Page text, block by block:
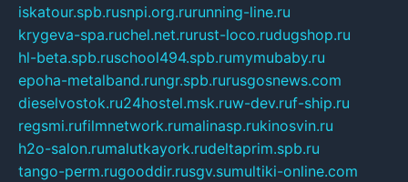
iskatour.spb.rusnpi.org.rurunning-line.ru
krygeva-spa.ruchel.net.rurust-loco.rudugshop.ru
hl-beta.spb.ruschool494.spb.rumymubaby.ru
epoha-metalband.rungr.spb.rurusgosnews.com
dieselvostok.ru24hostel.msk.ruw-dev.ruf-ship.ru
regsmi.rufilmnetwork.rumalinasp.rukinosvin.ru
h2o-salon.rumalutkayork.rudeltaprim.spb.ru
tango-perm.rugooddir.rusgv.sumultiki-online.com